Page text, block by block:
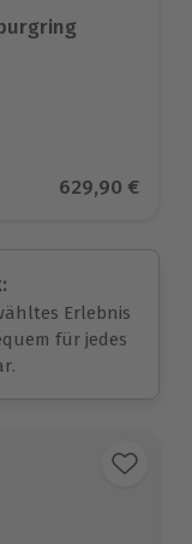
Aktueller
629,90 €
Erlebnis
für jedes